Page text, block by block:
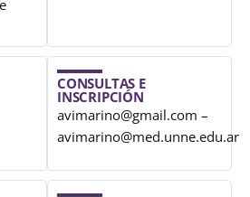
CONSULTAS E
INSCRIPCIÓN
avimarino@gmail.com –
avimarino@med.unne.edu.ar